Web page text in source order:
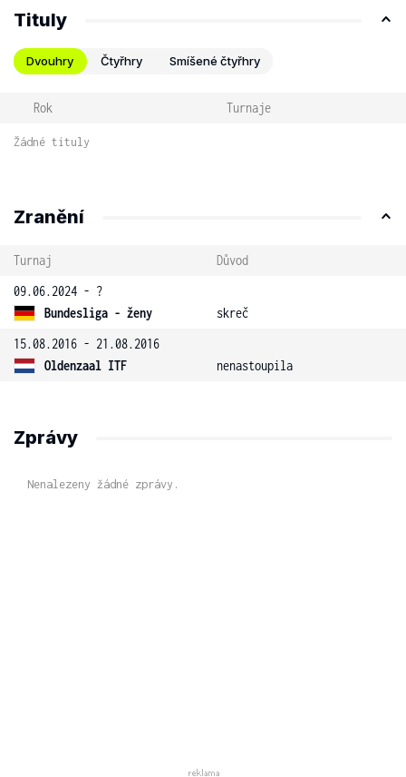
Tituly
Dvouhry Čtyřhry Smíšené čtyřhry
Rok Turnaje
Žádné tituly
Zranění
Turnaj
Důvod
09.06.2024 - ?
Bundesliga - ženy
skreč
15.08.2016 - 21.08.2016
Oldenzaal ITF
nenastoupila
Zprávy
Nenalezeny žádné zprávy.